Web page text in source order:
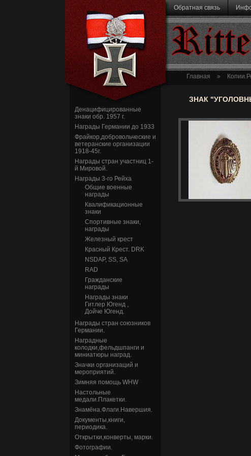
Перейти к основному содержанию
Денацифицированные
знаки обр. 1957 г.
Награды Германии до 1933
Фрайкор,добровольческие и
ветеранские организации
1918-45г.
Награды стран участниц 1-
й Мировой.
Награды 3-го Рейха
Общие военные
награды
Квалификационные
знаки
Спортивные знаки,
награды
Железный крест
Красный Крест. DRK
NSDAP, SS, SA
RAD
Гражданские
награды
Награды знаки
Гитлер Югенд ,
Дойче Югенд.
Награды стран союзников
Германии.
Наградные
колодки,фельдшпанги и
миниатюры наград.
Значки организаций и
мероприятий.
Зимняя помощь WHW
Настольные
медали.Плакетки.
Знамёна.Флаги.Навершия.
Документы,книги,
периодика.
Открытки,конверты, марки.
Фотографии.
Обратная связь
Главная »
ЗНАК